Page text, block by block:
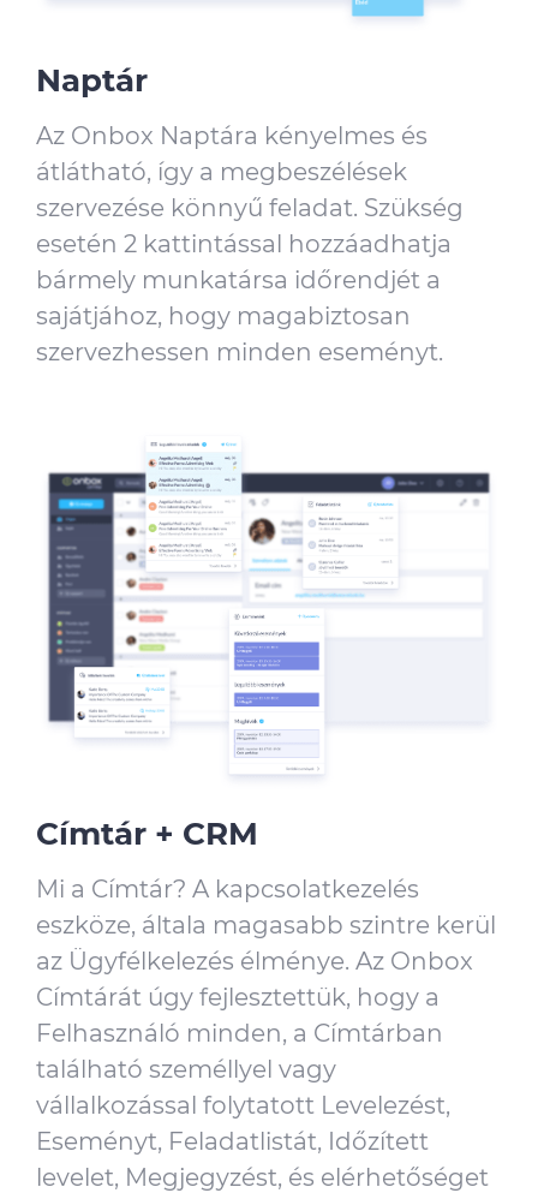
Naptár
Az Onbox Naptára kényelmes és
átlátható, így a megbeszélések
szervezése könnyű feladat. Szükség
esetén 2 kattintással hozzáadhatja
bármely munkatársa időrendjét a
sajátjához, hogy magabiztosan
szervezhessen minden eseményt.
Címtár + CRM
Mi a Címtár? A kapcsolatkezelés
eszköze, általa magasabb szintre kerül
az Ügyfélkelezés élménye. Az Onbox
Címtárát úgy fejlesztettük, hogy a
Felhasználó minden, a Címtárban
található személlyel vagy
vállalkozással folytatott Levelezést,
Eseményt, Feladatlistát, Időzített
levelet, Megjegyzést, és elérhetőséget